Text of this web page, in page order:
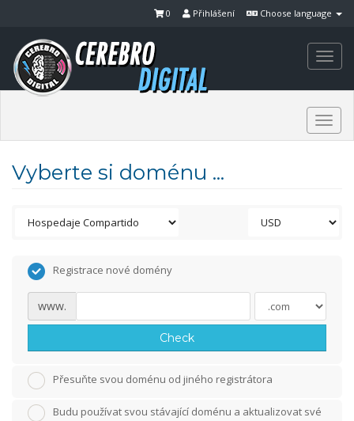
Choose language
Přihlášení
0
Vyberte si doménu ...
Registrace nové domény
www.
Check
Přesuňte svou doménu od jiného registrátora
Budu používat svou stávající doménu a aktualizovat své